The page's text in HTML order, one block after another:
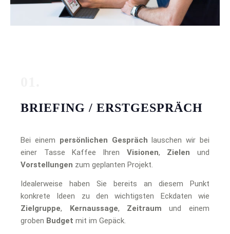
BRIEFING / ERSTGESPRÄCH
Bei einem persönlichen Gespräch lauschen wir bei
einer Tasse Kaffee Ihren Visionen, Zielen und
Vorstellungen zum geplanten Projekt.
Idealerweise haben Sie bereits an diesem Punkt
konkrete Ideen zu den wichtigsten Eckdaten wie
Zielgruppe, Kernaussage, Zeitraum und einem
groben Budget mit im Gepäck.